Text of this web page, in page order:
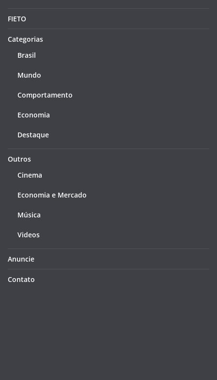
FIETO
Categorias
Brasil
Mundo
Comportamento
Economia
Destaque
Outros
Cinema
Economia e Mercado
Música
Videos
Anuncie
Contato